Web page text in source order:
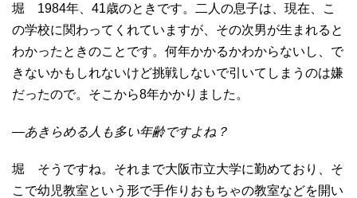
堀 1984年、41歳のときです。二人の息子は、現在、こ
の学校に関わってくれていますが、その次男が生まれると
わかったときのことです。何年かかるかわからないし、で
きないかもしれないけど挑戦しないで引いてしまうのは嫌
だったので。そこから8年かかりました。
―あきらめる人も多い年齢ですよね？
堀 そうですね。それまで大阪市立大学に勤めており、そ
こで幼児教室という形で手作りおもちゃの教室などを開い